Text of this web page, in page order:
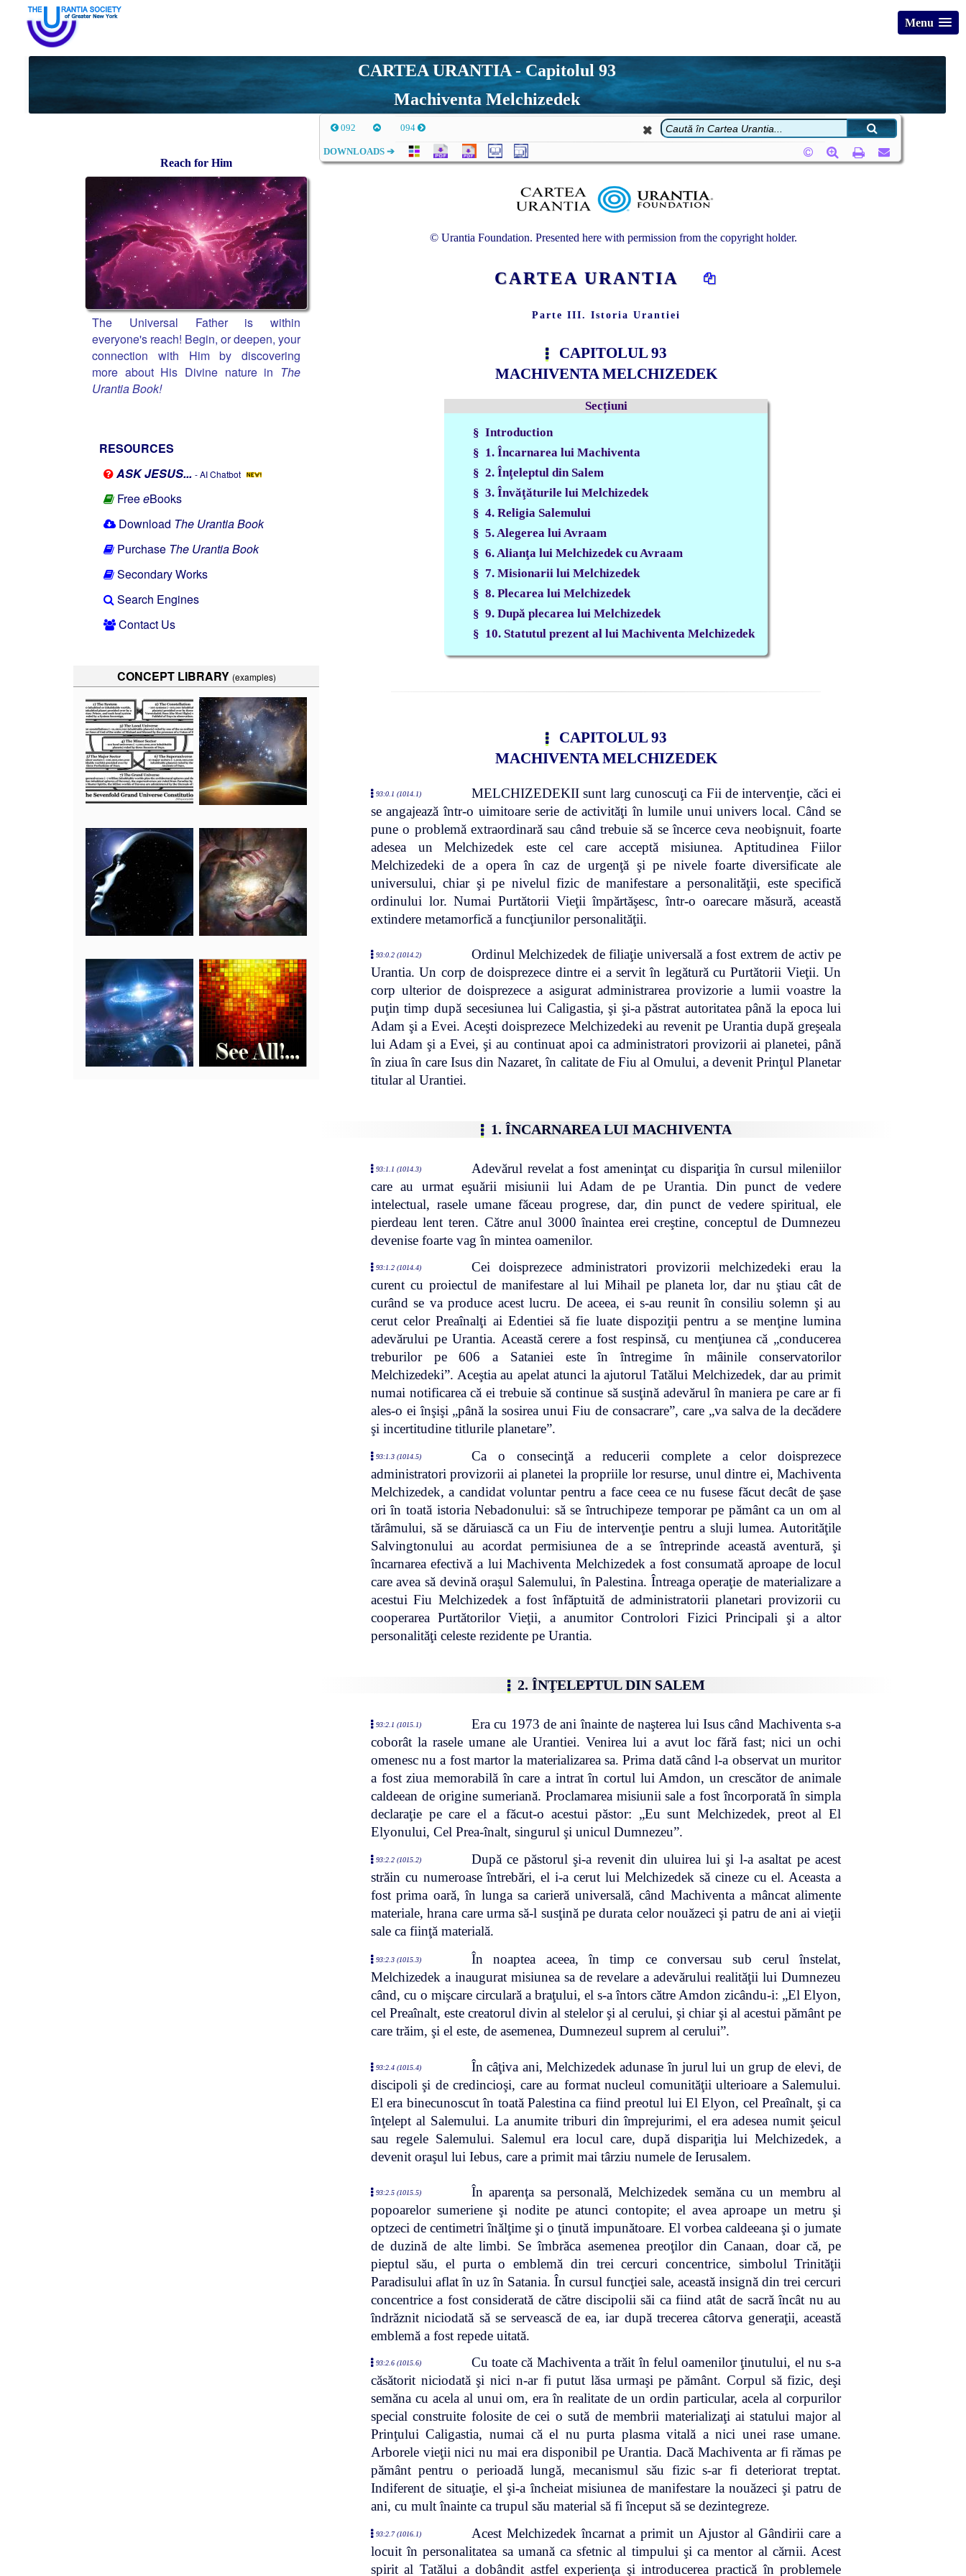
Menu
CARTEA URANTIA - Capitolul 93
Machiventa Melchizedek
092 094
DOWNLOADS ➔
© Urantia Foundation. Presented here with permission from the copyright holder.
CARTEA URANTIA
Parte III. Istoria Urantiei
CAPITOLUL 93
MACHIVENTA MELCHIZEDEK
Secțiuni
§ Introduction
§ 1. Încarnarea lui Machiventa
§ 2. Înţeleptul din Salem
§ 3. Învăţăturile lui Melchizedek
§ 4. Religia Salemului
§ 5. Alegerea lui Avraam
§ 6. Alianţa lui Melchizedek cu Avraam
§ 7. Misionarii lui Melchizedek
§ 8. Plecarea lui Melchizedek
§ 9. După plecarea lui Melchizedek
§ 10. Statutul prezent al lui Machiventa Melchizedek
CAPITOLUL 93
MACHIVENTA MELCHIZEDEK
93:0.1 (1014.1)
MELCHIZEDEKII sunt larg cunoscuţi ca Fii de intervenţie, căci ei
se angajează într-o uimitoare serie de activităţi în lumile unui univers local. Când se
pune o problemă extraordinară sau când trebuie să se încerce ceva neobişnuit, foarte
adesea un Melchizedek este cel care acceptă misiunea. Aptitudinea Fiilor
Melchizedeki de a opera în caz de urgenţă şi pe nivele foarte diversificate ale
universului, chiar şi pe nivelul fizic de manifestare a personalităţii, este specifică
ordinului lor. Numai Purtătorii Vieţii împărtăşesc, într-o oarecare măsură, această
extindere metamorfică a funcţiunilor personalităţii.
93:0.2 (1014.2)
Ordinul Melchizedek de filiaţie universală a fost extrem de activ pe
Urantia. Un corp de doisprezece dintre ei a servit în legătură cu Purtătorii Vieţii. Un
corp ulterior de doisprezece a asigurat administrarea provizorie a lumii voastre la
puţin timp după secesiunea lui Caligastia, şi şi-a păstrat autoritatea până la epoca lui
Adam şi a Evei. Aceşti doisprezece Melchizedeki au revenit pe Urantia după greşeala
lui Adam şi a Evei, şi au continuat apoi ca administratori provizorii ai planetei, până
în ziua în care Isus din Nazaret, în calitate de Fiu al Omului, a devenit Prinţul Planetar
titular al Urantiei.
1. ÎNCARNAREA LUI MACHIVENTA
93:1.1 (1014.3)
Adevărul revelat a fost ameninţat cu dispariţia în cursul mileniilor
care au urmat eşuării misiunii lui Adam de pe Urantia. Din punct de vedere
intelectual, rasele umane făceau progrese, dar, din punct de vedere spiritual, ele
pierdeau lent teren. Către anul 3000 înaintea erei creştine, conceptul de Dumnezeu
devenise foarte vag în mintea oamenilor.
93:1.2 (1014.4)
Cei doisprezece administratori provizorii melchizedeki erau la
curent cu proiectul de manifestare al lui Mihail pe planeta lor, dar nu ştiau cât de
curând se va produce acest lucru. De aceea, ei s-au reunit în consiliu solemn şi au
cerut celor Preaînalţi ai Edentiei să fie luate dispoziţii pentru a se menţine lumina
adevărului pe Urantia. Această cerere a fost respinsă, cu menţiunea că „conducerea
treburilor pe 606 a Sataniei este în întregime în mâinile conservatorilor
Melchizedeki”. Aceştia au apelat atunci la ajutorul Tatălui Melchizedek, dar au primit
numai notificarea că ei trebuie să continue să susţină adevărul în maniera pe care ar fi
ales-o ei înşişi „până la sosirea unui Fiu de consacrare”, care „va salva de la decădere
şi incertitudine titlurile planetare”.
93:1.3 (1014.5)
Ca o consecinţă a reducerii complete a celor doisprezece
administratori provizorii ai planetei la propriile lor resurse, unul dintre ei, Machiventa
Melchizedek, a candidat voluntar pentru a face ceea ce nu fusese făcut decât de şase
ori în toată istoria Nebadonului: să se întruchipeze temporar pe pământ ca un om al
tărâmului, să se dăruiască ca un Fiu de intervenţie pentru a sluji lumea. Autorităţile
Salvingtonului au acordat permisiunea de a se întreprinde această aventură, şi
încarnarea efectivă a lui Machiventa Melchizedek a fost consumată aproape de locul
care avea să devină oraşul Salemului, în Palestina. Întreaga operaţie de materializare a
acestui Fiu Melchizedek a fost înfăptuită de administratorii planetari provizorii cu
cooperarea Purtătorilor Vieţii, a anumitor Controlori Fizici Principali şi a altor
personalităţi celeste rezidente pe Urantia.
2. ÎNŢELEPTUL DIN SALEM
93:2.1 (1015.1)
Era cu 1973 de ani înainte de naşterea lui Isus când Machiventa s-a
coborât la rasele umane ale Urantiei. Venirea lui a avut loc fără fast; nici un ochi
omenesc nu a fost martor la materializarea sa. Prima dată când l-a observat un muritor
a fost ziua memorabilă în care a intrat în cortul lui Amdon, un crescător de animale
caldeean de origine sumeriană. Proclamarea misiunii sale a fost încorporată în simpla
declaraţie pe care el a făcut-o acestui păstor: „Eu sunt Melchizedek, preot al El
Elyonului, Cel Prea-înalt, singurul şi unicul Dumnezeu”.
93:2.2 (1015.2)
După ce păstorul şi-a revenit din uluirea lui şi l-a asaltat pe acest
străin cu numeroase întrebări, el i-a cerut lui Melchizedek să cineze cu el. Aceasta a
fost prima oară, în lunga sa carieră universală, când Machiventa a mâncat alimente
materiale, hrana care urma să-l susţină pe durata celor nouăzeci şi patru de ani ai vieţii
sale ca fiinţă materială.
93:2.3 (1015.3)
În noaptea aceea, în timp ce conversau sub cerul înstelat,
Melchizedek a inaugurat misiunea sa de revelare a adevărului realităţii lui Dumnezeu
când, cu o mişcare circulară a braţului, el s-a întors către Amdon zicându-i: „El Elyon,
cel Preaînalt, este creatorul divin al stelelor şi al cerului, şi chiar şi al acestui pământ pe
care trăim, şi el este, de asemenea, Dumnezeul suprem al cerului”.
93:2.4 (1015.4)
În câţiva ani, Melchizedek adunase în jurul lui un grup de elevi, de
discipoli şi de credincioşi, care au format nucleul comunităţii ulterioare a Salemului.
El era binecunoscut în toată Palestina ca fiind preotul lui El Elyon, cel Preaînalt, şi ca
înţelept al Salemului. La anumite triburi din împrejurimi, el era adesea numit şeicul
sau regele Salemului. Salemul era locul care, după dispariţia lui Melchizedek, a
devenit oraşul lui Iebus, care a primit mai târziu numele de Ierusalem.
93:2.5 (1015.5)
În aparenţa sa personală, Melchizedek semăna cu un membru al
popoarelor sumeriene şi nodite pe atunci contopite; el avea aproape un metru şi
optzeci de centimetri înălţime şi o ţinută impunătoare. El vorbea caldeeana şi o jumate
de duzină de alte limbi. Se îmbrăca asemenea preoţilor din Canaan, doar că, pe
pieptul său, el purta o emblemă din trei cercuri concentrice, simbolul Trinităţii
Paradisului aflat în uz în Satania. În cursul funcţiei sale, această insignă din trei cercuri
concentrice a fost considerată de către discipolii săi ca fiind atât de sacră încât nu au
îndrăznit niciodată să se servească de ea, iar după trecerea câtorva generaţii, această
emblemă a fost repede uitată.
93:2.6 (1015.6)
Cu toate că Machiventa a trăit în felul oamenilor ţinutului, el nu s-a
căsătorit niciodată şi nici n-ar fi putut lăsa urmaşi pe pământ. Corpul să fizic, deşi
semăna cu acela al unui om, era în realitate de un ordin particular, acela al corpurilor
special construite folosite de cei o sută de membrii materializaţi ai statului major al
Prinţului Caligastia, numai că el nu purta plasma vitală a nici unei rase umane.
Arborele vieţii nici nu mai era disponibil pe Urantia. Dacă Machiventa ar fi rămas pe
pământ pentru o perioadă lungă, mecanismul său fizic s-ar fi deteriorat treptat.
Indiferent de situaţie, el şi-a încheiat misiunea de manifestare la nouăzeci şi patru de
ani, cu mult înainte ca trupul său material să fi început să se dezintegreze.
93:2.7 (1016.1)
Acest Melchizedek încarnat a primit un Ajustor al Gândirii care a
locuit în personalitatea sa umană ca sfetnic al timpului şi ca mentor al cărnii. Acest
spirit al Tatălui a dobândit astfel experienţa şi introducerea practică în problemele
Reach for Him
The Universal Father is within
everyone's reach! Begin, or deepen, your
connection with Him by discovering
more about His Divine nature in The
Urantia Book!
RESOURCES
ASK JESUS... - AI Chatbot
FreeeBooks
Download The Urantia Book
Purchase The Urantia Book
Secondary Works
Search Engines
Contact Us
CONCEPT LIBRARY (examples)